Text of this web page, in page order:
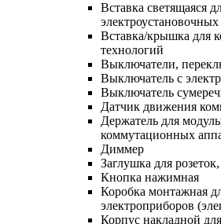
Вставка светящаяся
электроустановочных
Вставка/крышка для
технологий
Выключатели,
Выключатель с
Выключатель
Датчик движения
Держатель для
коммутационных
Диммер
Заглушка для
Кнопка нажимная
Коробка монтажная
электроприборов
Корпус накладной